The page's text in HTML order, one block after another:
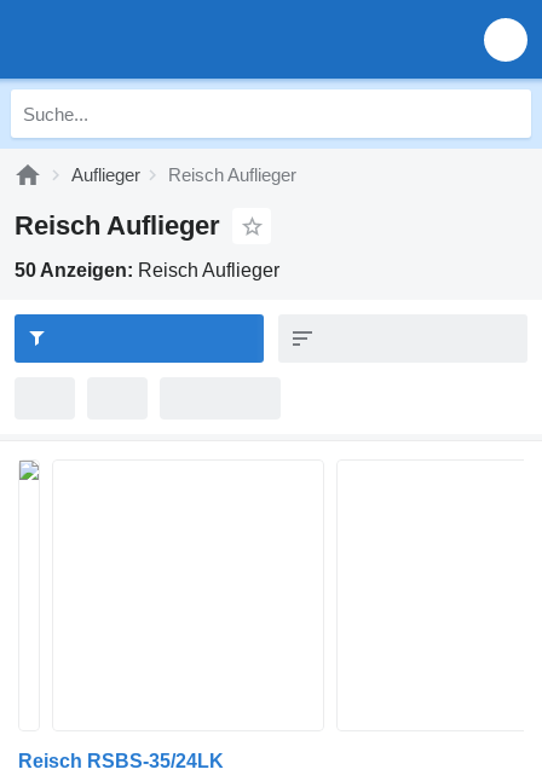
Auflieger Reisch Auflieger
Reisch Auflieger
50 Anzeigen: Reisch Auflieger
Reisch RSBS-35/24LK